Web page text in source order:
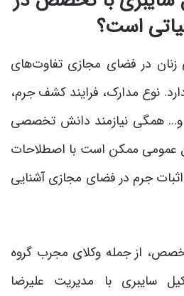
است؟
زنان در فضای مجازی تفاوت‌های
نوع مدارک، فرایند کشف جرم،
و… همگی نیازمند دانش تخصصی
عمومی ممکن است با اصطلاحات
اثبات جرم در فضای مجازی آشنایی
از جمله وکلای مجرب گروه
سایبری با مدیریت علیرضا